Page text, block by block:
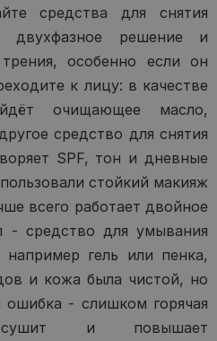
средства для снятия
решение и
особенно если он
к лицу: в качестве
очищающее масло,
средство для снятия
SPF, тон и дневные
стойкий макияж
всего работает двойное
- средство для умывания
гель или пенка,
и кожа была чистой, но
ошибка - слишком горячая
и повышает